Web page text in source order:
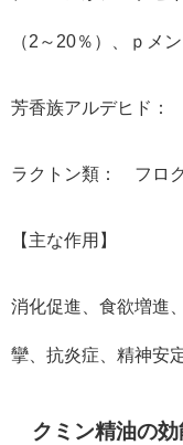
（2～20％）、ｐメ
芳香族アルデヒド：
ラクトン類： フロ
【主な作用】
消化促進、食欲増進
攣、抗炎症、精神安
クミン精油の効